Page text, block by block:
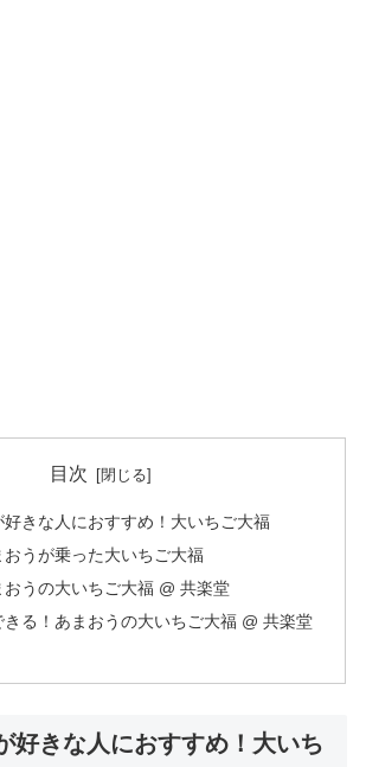
目次
好きな人におすすめ！大いちご大福
うが乗った大いちご大福
うの大いちご大福 @ 共楽堂
る！あまおうの大いちご大福 @ 共楽堂
好きな人におすすめ！大いち